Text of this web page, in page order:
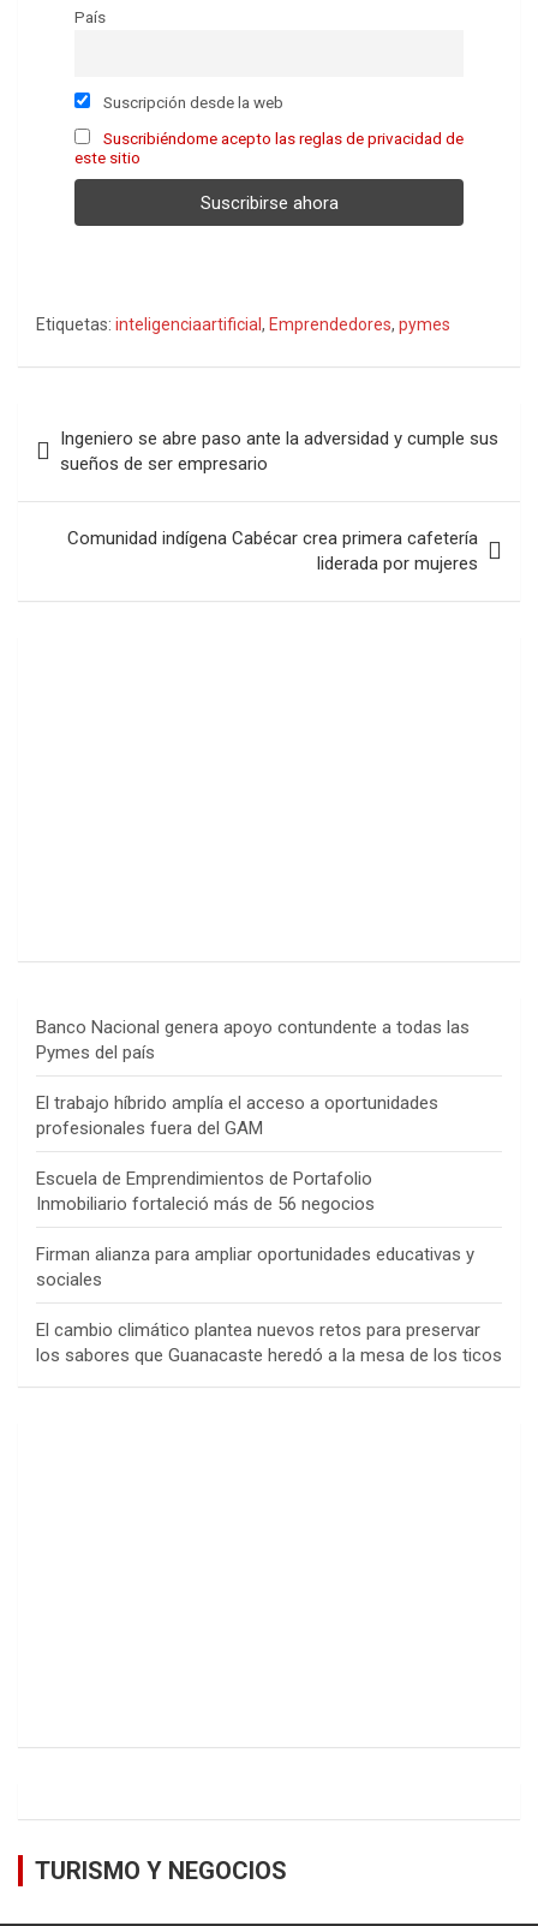
País
Suscripción desde la web
Suscribiéndome acepto las reglas de privacidad de
este sitio
Etiquetas: inteligenciaartificial, Emprendedores, pymes
de
entradas
Ingeniero se abre paso ante la adversidad y cumple sus
sueños de ser empresario
Comunidad indígena Cabécar crea primera cafetería
liderada por mujeres
Banco Nacional genera apoyo contundente a todas las
Pymes del país
El trabajo híbrido amplía el acceso a oportunidades
profesionales fuera del GAM
Escuela de Emprendimientos de Portafolio
Inmobiliario fortaleció más de 56 negocios
Firman alianza para ampliar oportunidades educativas y
sociales
El cambio climático plantea nuevos retos para preservar
los sabores que Guanacaste heredó a la mesa de los ticos
TURISMO Y NEGOCIOS